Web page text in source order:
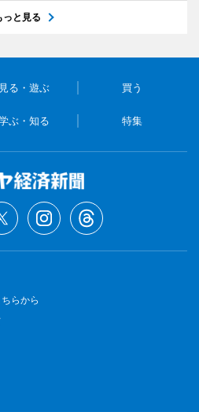
っと見る
見る・遊ぶ 買う
ぶ・知る 特集
らから